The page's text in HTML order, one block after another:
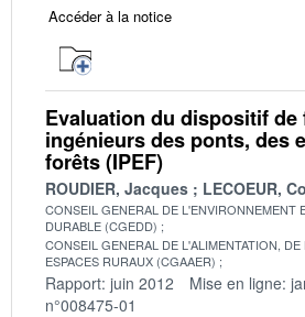
Accéder à la notice
Evaluation du dispositif
ingénieurs des ponts, des
forêts (IPEF)
ROUDIER, Jacques LECOEUR,
CONSEIL GENERAL DE L'ENVIRONNEMENT
DURABLE (CGEDD)
CONSEIL GENERAL DE L'ALIMENTATION,
ESPACES RURAUX (CGAAER)
Rapport: juin 2012 Mise en ligne:
n°008475-01